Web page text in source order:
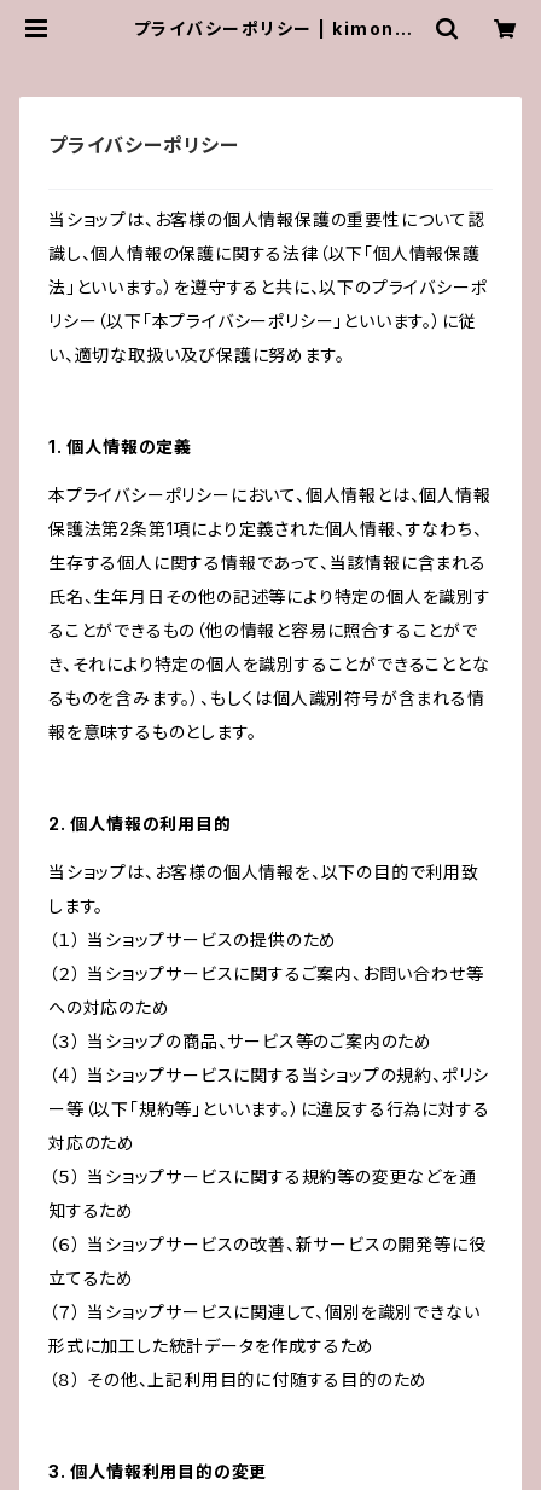
プライバシーポリシー | kimono
プライバシーポリシー
当ショップは、お客様の個人情報保護の重要性について認
識し、個人情報の保護に関する法律（以下「個人情報保護
法」といいます。）を遵守すると共に、以下のプライバシーポ
リシー（以下「本プライバシーポリシー」といいます。）に従
い、適切な取扱い及び保護に努めます。
1. 個人情報の定義
本プライバシーポリシーにおいて、個人情報とは、個人情報
保護法第2条第1項により定義された個人情報、すなわち、
生存する個人に関する情報であって、当該情報に含まれる
氏名、生年月日その他の記述等により特定の個人を識別す
ることができるもの（他の情報と容易に照合することがで
き、それにより特定の個人を識別することができることとな
るものを含みます。）、もしくは個人識別符号が含まれる情
報を意味するものとします。
2. 個人情報の利用目的
当ショップは、お客様の個人情報を、以下の目的で利用致
します。
（１） 当ショップサービスの提供のため
（２） 当ショップサービスに関するご案内、お問い合わせ等
への対応のため
（３） 当ショップの商品、サービス等のご案内のため
（４） 当ショップサービスに関する当ショップの規約、ポリシ
ー等（以下「規約等」といいます。）に違反する行為に対する
対応のため
（５） 当ショップサービスに関する規約等の変更などを通
知するため
（６） 当ショップサービスの改善、新サービスの開発等に役
立てるため
（７） 当ショップサービスに関連して、個別を識別できない
形式に加工した統計データを作成するため
（８） その他、上記利用目的に付随する目的のため
3. 個人情報利用目的の変更